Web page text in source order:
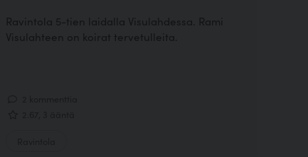
Ravintola 5-tien laidalla Visulahdessa. Rami
Visulahteen on koirat tervetulleita.